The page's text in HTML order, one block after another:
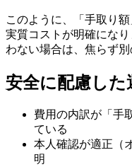
このように、「手取り
実質コストが明確にな
わない場合は、焦らず
安全に配慮した
費用の内訳が「手
ている
本人確認が適正（
明